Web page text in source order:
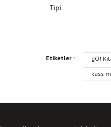
Tipi
Bu kitabın fiyat bilgisi,
Görüş ve önerileriniz
Kitap bilgilerinde
Etiketler : gO!
kass